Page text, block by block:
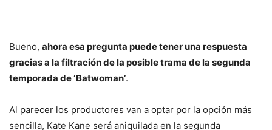
Bueno, ahora esa pregunta puede tener una respuesta
gracias a la filtración de la posible trama de la segunda
temporada de ‘Batwoman’.
Al parecer los productores van a optar por la opción más
sencilla, Kate Kane será aniquilada en la segunda